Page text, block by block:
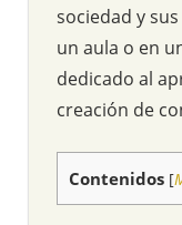
sociedad y
un aula o en
dedicado al
creación de
Contenidos [